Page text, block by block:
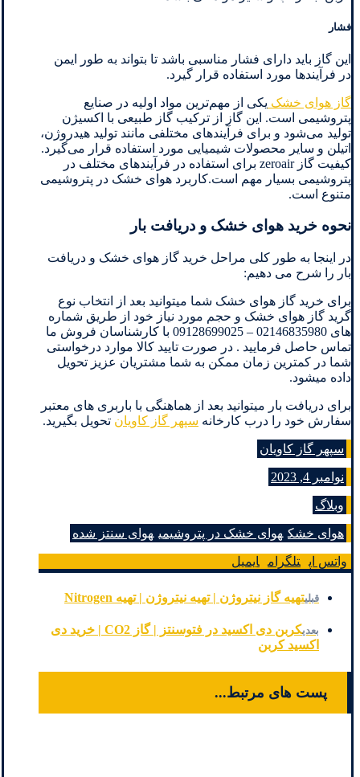
فشار
این گاز باید دارای فشار مناسبی باشد تا بتواند به طور ایمن
در فرآیندها مورد استفاده قرار گیرد.
گاز هوای خشک یکی از مهم‌ترین مواد اولیه در صنایع
پتروشیمی است. این گاز از ترکیب گاز طبیعی با اکسیژن
تولید می‌شود و برای فرآیندهای مختلفی مانند تولید هیدروژن،
اتیلن و سایر محصولات شیمیایی مورد استفاده قرار می‌گیرد.
کیفیت گاز zeroair برای استفاده در فرآیندهای مختلف در
پتروشیمی بسیار مهم است.کاربرد هوای خشک در پتروشیمی
متنوع است.
نحوه خرید هوای خشک و دریافت بار
در اینجا به طور کلی مراحل خرید گاز هوای خشک و دریافت
بار را شرح می دهیم:
برای خرید گاز هوای خشک شما میتوانید بعد از انتخاب نوع
گرید گاز هوای خشک و حجم مورد نیاز خود از طریق شماره
های 02146835980 – 09128699025 با کارشناسان فروش ما
تماس حاصل فرمایید . در صورت تایید کالا موارد درخواستی
شما در کمترین زمان ممکن به شما مشتریان عزیز تحویل
داده میشود.
برای دریافت بار میتوانید بعد از هماهنگی با باربری های معتبر
سفارش خود را درب کارخانه سپهر گاز کاویان تحویل بگیرید.
سپهر گاز کاویان
نوامبر 4, 2023
وبلاگ
هوای خشک هوای خشک در پتروشیمی هوای سنتز شده
واتس اپ تلگرام ایمیل
قبلیتهیه گاز نیتروژن | تهیه نیتروژن | تهیه Nitrogen
بعدی
کربن دی اکسید در فتوسنتز | گاز CO2 | خرید دی
اکسید کربن
پست های مرتبط...